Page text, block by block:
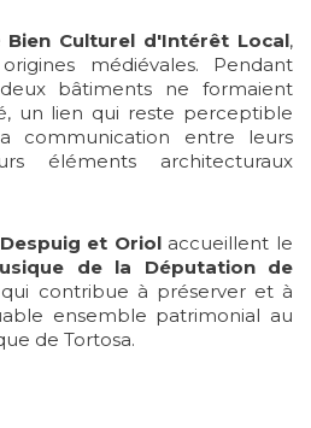
Bien Culturel d'Intérêt Local,
médiévales. Pendant
bâtiments ne formaient
un lien qui reste perceptible
communication entre leurs
éléments architecturaux
et Oriolaccueillent le
de la Députation de
contribue à préserver et à
ensemble patrimonial au
de Tortosa.